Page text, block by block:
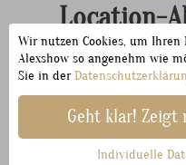
Location-
unsichtbare
Viele der schönsten
keine reinen
Wir nutzen Cookies, um
Alexshow so angenehm wie
Sie in der
Geht klar! Zeigt
Individuelle